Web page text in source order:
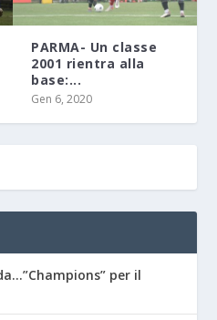
PARMA- Un classe
2001 rientra alla
base:...
Gen 6, 2020
per il